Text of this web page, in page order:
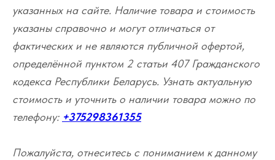
указанных на сайте. Наличие товара и стоимость
указаны справочно и могут отличаться от
фактических и не являются публичной офертой,
определённой пунктом 2 статьи 407 Гражданского
кодекса Республики Беларусь. Узнать актуальную
стоимость и уточнить о наличии товара можно по
телефону: +375298361355
Пожалуйста, отнеситесь с пониманием к данному